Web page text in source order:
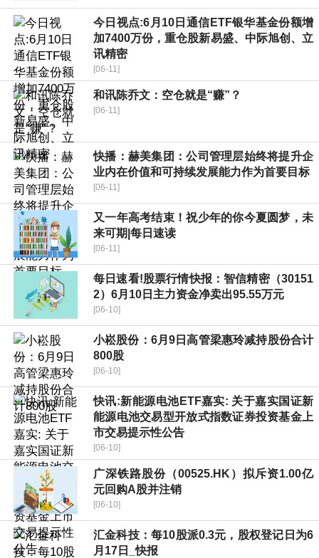
今日视点:6月10日通信ETF银华基金份额增
加7400万份，重仓股新易盛、中际旭创、立
讯精密
[06-11]
和讯陈乔文：空仓就是“赚”？
[06-11]
快播：赫美集团：公司管理层始终将提升企
业内在价值和可持续发展能力作为首要目标
[06-11]
又一年高考结束！祝少年的你今夏圆梦，未
来可期|每日速读
[06-11]
每日速看!股票行情快报：智信精密（30151
2）6月10日主力资金净卖出95.55万元
[06-10]
小崧股份：6月9日高管梁惠玲减持股份合计
800股
[06-10]
快讯:新能源电池ETF嘉实: 关于嘉实国证新
能源电池交易型开放式指数证券投资基金上
市交易提示性公告
[06-10]
广深铁路股份（00525.HK）拟斥资1.00亿
元回购A股并注销
[06-10]
汇金科技：每10股派0.3元，股权登记日为6
月17日_快报